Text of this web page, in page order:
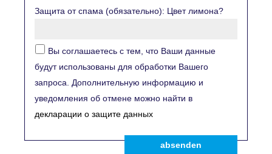
Защита от спама (обязательно): Цвет лимона?
Вы соглашаетесь с тем, что Ваши данные
будут использованы для обработки Вашего
запроса. Дополнительную информацию и
уведомления об отмене можно найти в
декларации о защите данных
absenden